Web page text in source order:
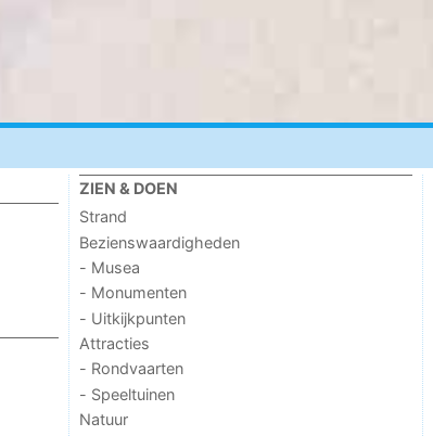
ZIEN & DOEN
Strand
Bezienswaardigheden
- Musea
- Monumenten
- Uitkijkpunten
Attracties
- Rondvaarten
- Speeltuinen
Natuur